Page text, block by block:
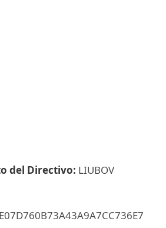
del Directivo: LIUBOV